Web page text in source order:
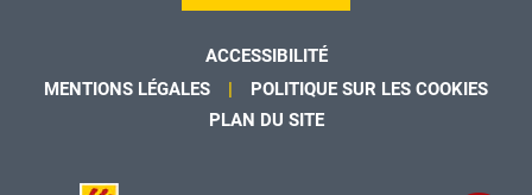
ACCESSIBILITÉ
MENTIONS LÉGALES
POLITIQUE SUR LES COOKIES
PLAN DU SITE